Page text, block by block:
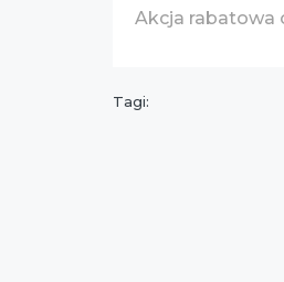
Akcja rabatowa
Tagi: